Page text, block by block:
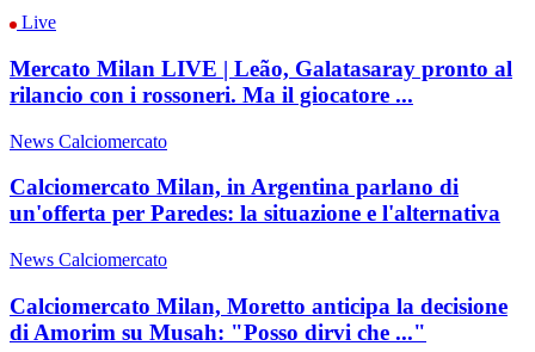
Live
Mercato Milan LIVE | Leão, Galatasaray pronto al
rilancio con i rossoneri. Ma il giocatore ...
News Calciomercato
Calciomercato Milan, in Argentina parlano di
un'offerta per Paredes: la situazione e l'alternativa
News Calciomercato
Calciomercato Milan, Moretto anticipa la decisione
di Amorim su Musah: "Posso dirvi che ..."